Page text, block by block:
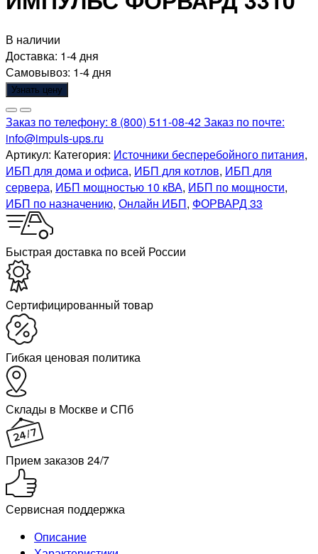
В наличии
Доставка: 1-4 дня
Самовывоз: 1-4 дня
Узнать цену
Заказ по телефону: 8 (800) 511-08-42Заказ по почте:
info@impuls-ups.ru
Артикул: Категория: Источники бесперебойного питания,
ИБП для дома и офиса, ИБП для котлов, ИБП для
сервера, ИБП мощностью 10 кВА, ИБП по мощности,
ИБП по назначению, Онлайн ИБП, ФОРВАРД 33
Быстрая доставка по всей России
Cертифицированный товар
Гибкая ценовая политика
Склады в Москве и СПб
Прием заказов 24/7
Сервисная поддержка
Описание